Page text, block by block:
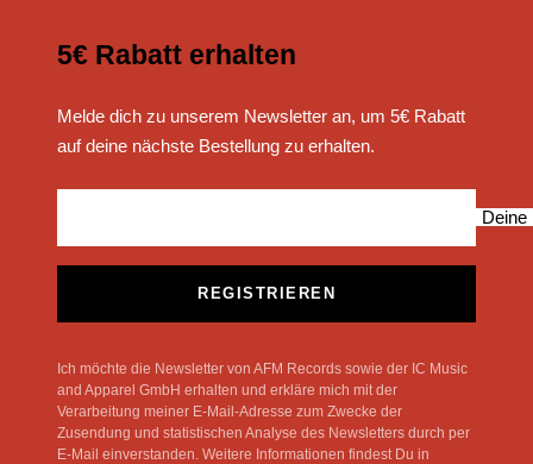
5€ Rabatt erhalten
Melde dich zu unserem Newsletter an, um 5€ Rabatt
auf deine nächste Bestellung zu erhalten.
Deine
REGISTRIEREN
Ich möchte die Newsletter von AFM Records sowie der IC Music
and Apparel GmbH erhalten und erkläre mich mit der
Verarbeitung meiner E-Mail-Adresse zum Zwecke der
Zusendung und statistischen Analyse des Newsletters durch per
E-Mail einverstanden. Weitere Informationen findest Du in